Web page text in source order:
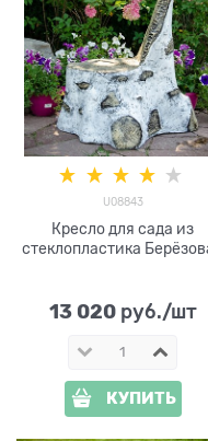
U08843
Кресло для сада из
стеклопластика
13 020 руб./шт
КУПИТЬ